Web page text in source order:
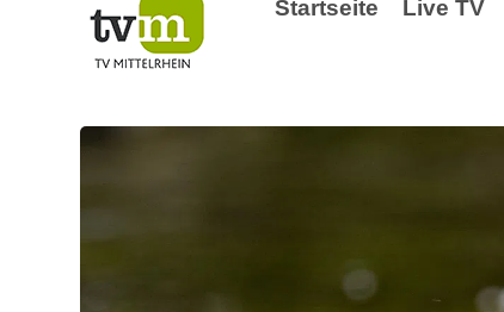
Startseite Live TV